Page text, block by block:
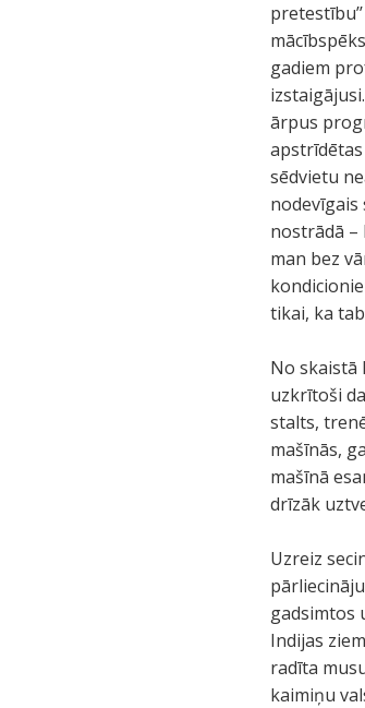
gadiem
ārpus
sēdvietu
nodevīgais
nostrādā –
man bez
tikai, ka
No skaistā
uzkrītoši
stalts,
mašīnās,
mašīnā
drīzāk
Uzreiz
gadsimtos
Indijas
radīta
kaimiņu